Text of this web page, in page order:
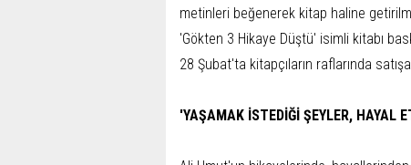
metinleri beğenerek kitap haline
'Gökten 3 Hikaye Düştü' isimli kitabı
28 Şubat'ta kitapçıların raflarında
'YAŞAMAK İSTEDİĞİ ŞEYLER, HAYAL